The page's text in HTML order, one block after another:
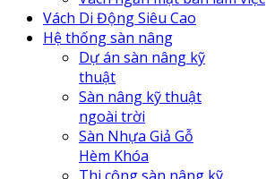
Vách Di Động Siêu Cao
Hệ thống sàn nâng
Dự án sàn nâng kỹ
thuật
Sàn nâng kỹ thuật
ngoài trời
Sàn Nhựa Giả Gỗ
Hèm Khóa